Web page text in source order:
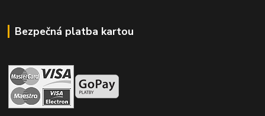
Bezpečná platba kartou